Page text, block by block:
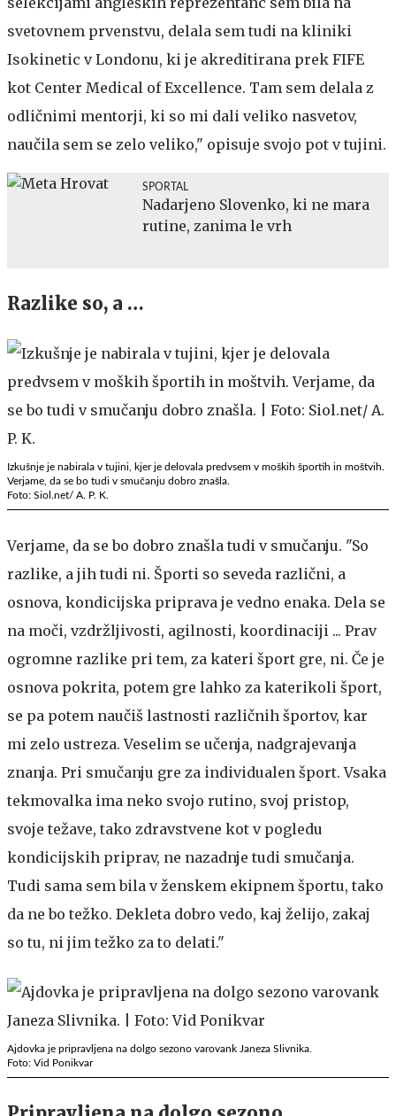
svetovnem prvenstvu, delala sem tudi na kliniki
Isokinetic v Londonu, ki je akreditirana prek FIFE
kot Center Medical of Excellence. Tam sem delala z
odličnimi mentorji, ki so mi dali veliko nasvetov,
naučila sem se zelo veliko," opisuje svojo pot v tujini.
SPORTAL
Nadarjeno Slovenko, ki ne mara
rutine, zanima le vrh
Razlike so, a …
Izkušnje je nabirala v tujini, kjer je delovala predvsem v moških športih in moštvih.
Verjame, da se bo tudi v smučanju dobro znašla.
Foto: Siol.net/ A. P. K.
Verjame, da se bo dobro znašla tudi v smučanju. "So
razlike, a jih tudi ni. Športi so seveda različni, a
osnova, kondicijska priprava je vedno enaka. Dela se
na moči, vzdržljivosti, agilnosti, koordinaciji ... Prav
ogromne razlike pri tem, za kateri šport gre, ni. Če je
osnova pokrita, potem gre lahko za katerikoli šport,
se pa potem naučiš lastnosti različnih športov, kar
mi zelo ustreza. Veselim se učenja, nadgrajevanja
znanja. Pri smučanju gre za individualen šport. Vsaka
tekmovalka ima neko svojo rutino, svoj pristop,
svoje težave, tako zdravstvene kot v pogledu
kondicijskih priprav, ne nazadnje tudi smučanja.
Tudi sama sem bila v ženskem ekipnem športu, tako
da ne bo težko. Dekleta dobro vedo, kaj želijo, zakaj
so tu, ni jim težko za to delati."
Ajdovka je pripravljena na dolgo sezono varovank Janeza Slivnika.
Foto: Vid Ponikvar